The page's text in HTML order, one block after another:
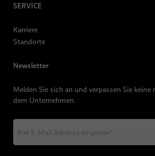
SERVICE
Karriere
Standorte
Newsletter
Melden Sie sich an und verpassen Sie
dem Unternehmen.